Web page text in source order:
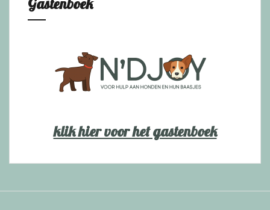
klik hier voor het gastenboek